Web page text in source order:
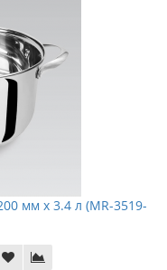
мм x 3.4 л (MR-3519-